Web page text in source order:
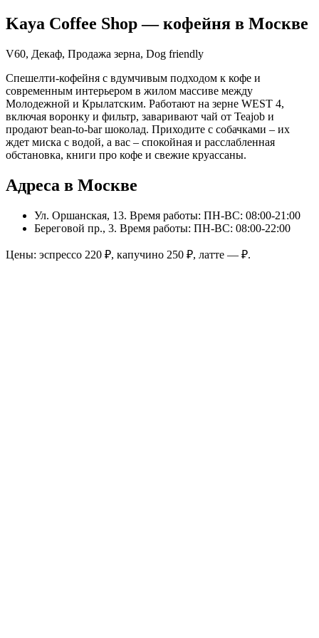
Kaya Coffee Shop— кофейня в Москве
V60, Декаф, Продажа зерна, Dog friendly
Спешелти-кофейня с вдумчивым подходом к кофе и
современным интерьером в жилом массиве между
Молодежной и Крылатским. Работают на зерне WEST 4,
включая воронку и фильтр, заваривают чай от Teajob и
продают bean-to-bar шоколад. Приходите с собачками – их
ждет миска с водой, а вас – спокойная и расслабленная
обстановка, книги про кофе и свежие круассаны.
Адреса в Москве
Ул. Оршанская, 13. Время работы: ПН-ВС: 08:00-21:00
Береговой пр., 3. Время работы: ПН-ВС: 08:00-22:00
Цены: эспрессо 220 ₽, капучино 250 ₽, латте — ₽.